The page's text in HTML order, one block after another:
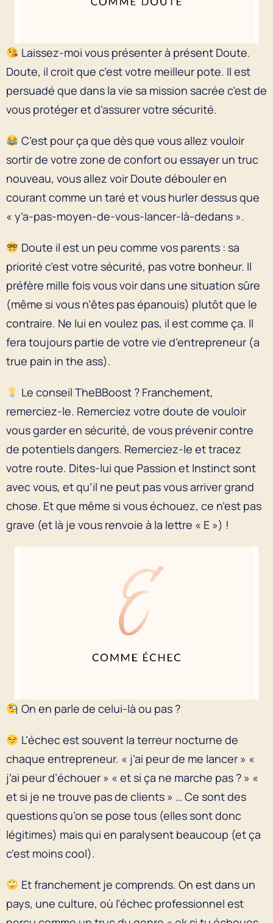
Laissez-moi vous présenter à présent Doute.
Doute, il croit que c’est votre meilleur pote. Il est
persuadé que dans la vie sa mission sacrée c’est de
vous protéger et d’assurer votre sécurité.
C’est pour ça que dès que vous allez vouloir
sortir de votre zone de confort ou essayer un truc
nouveau, vous allez voir Doute débouler en
courant comme un taré et vous hurler dessus que
« y’a-pas-moyen-de-vous-lancer-là-dedans ».
Doute il est un peu comme vos parents : sa
priorité c’est votre sécurité, pas votre bonheur. Il
préfère mille fois vous voir dans une situation sûre
(même si vous n’êtes pas épanouis) plutôt que le
contraire. Ne lui en voulez pas, il est comme ça. Il
fera toujours partie de votre vie d’entrepreneur (a
true pain in the ass).
Le conseil TheBBoost ? Franchement,
remerciez-le. Remerciez votre doute de vouloir
vous garder en sécurité, de vous prévenir contre
de potentiels dangers. Remerciez-le et tracez
votre route. Dites-lui que Passion et Instinct sont
avec vous, et qu’il ne peut pas vous arriver grand
chose. Et que même si vous échouez, ce n’est pas
grave (et là je vous renvoie à la lettre « E ») !
On en parle de celui-là ou pas ?
L’échec est souvent la terreur nocturne de
chaque entrepreneur. « j’ai peur de me lancer » «
j’ai peur d’échouer » « et si ça ne marche pas ? » «
et si je ne trouve pas de clients » … Ce sont des
questions qu’on se pose tous (elles sont donc
légitimes) mais qui en paralysent beaucoup (et ça
c’est moins cool).
Et franchement je comprends. On est dans un
pays, une culture, où l’échec professionnel est